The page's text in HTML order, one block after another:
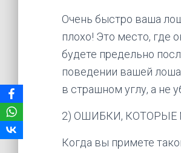
Очень быстро ваша
плохо! Это место, где
будете предельно
поведении вашей
в страшном углу, а не
2) ОШИБКИ,
Когда вы примете